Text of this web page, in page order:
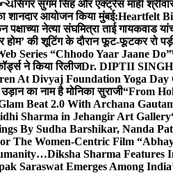
सिंगर सुगम सिंह और एक्ट्रेस माही
शानदार आयोजन किया मुंबई:Heartfelt
पक्षाच्या नेत्या संघमित्रा ताई गायकवाड
होम’ की शूटिंग के दौरान फूट-फूटकर रो
Series “Chhodo Yaar Jaane Do”
ने किया रिलीजDr. DIPTII SINGH
At Divyaj Foundation Yoga
का नाम है मोनिका सुराजी“From
Beat 2.0 With Archana
Sharma in Jehangir Art Gallery
By Sudha Barshikar, Nanda
The Women-Centric Film
Diksha Sharma Features
Saraswat Emerges Among